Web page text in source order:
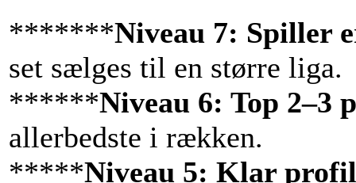
*******Niveau 7: Spiller
set sælges til en større liga.
******Niveau 6: Top 2–3
allerbedste i rækken.
*****Niveau 5: Klar